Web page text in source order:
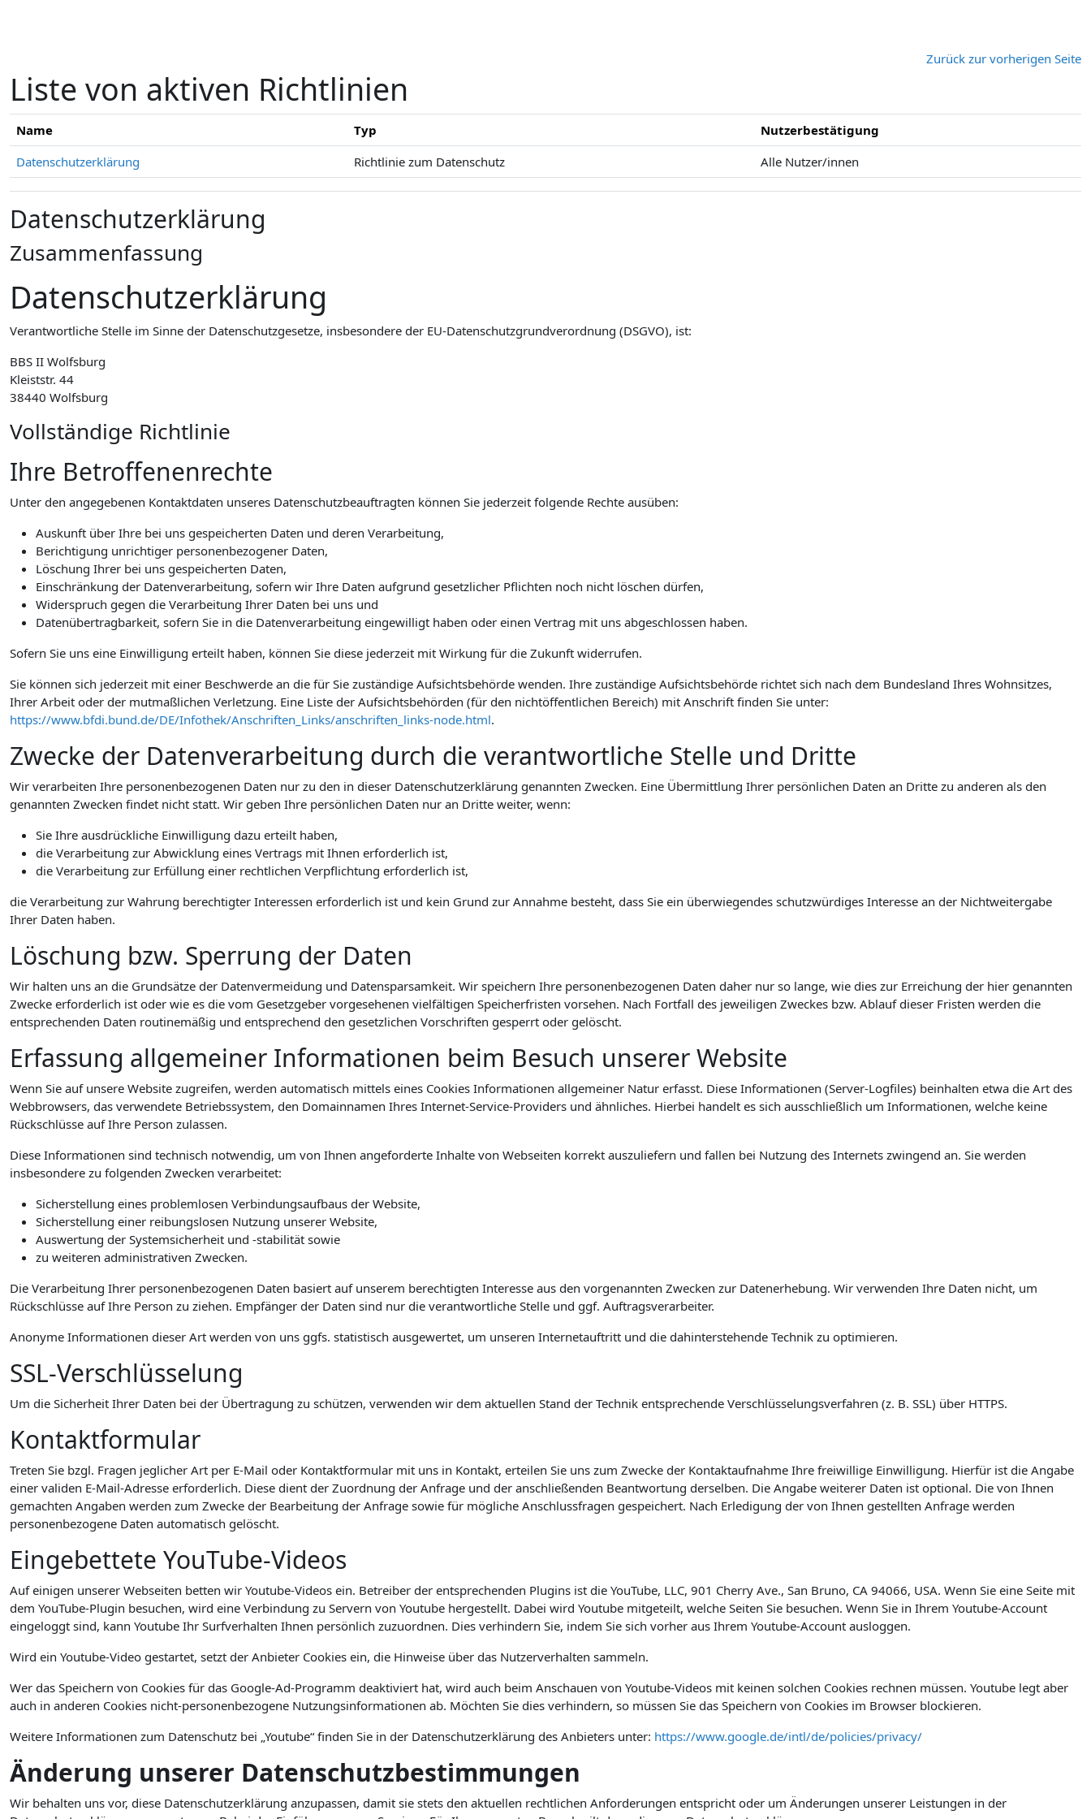
Zurück zur vorherigen Seite
Liste von aktiven Richtlinien
Name Typ
Nutzerbestätigung
Datenschutzerklärung
Richtlinie zum Datenschutz Alle Nutzer/innen
Datenschutzerklärung
Zusammenfassung
Datenschutzerklärung
Verantwortliche Stelle im Sinne der Datenschutzgesetze, insbesondere der EU-Datenschutzgrundverordnung (DSGVO), ist:
BBS II Wolfsburg
Kleiststr. 44
38440 Wolfsburg
Vollständige Richtlinie
Ihre Betroffenenrechte
Unter den angegebenen Kontaktdaten unseres Datenschutzbeauftragten können Sie jederzeit folgende Rechte ausüben:
Auskunft über Ihre bei uns gespeicherten Daten und deren Verarbeitung,
Berichtigung unrichtiger personenbezogener Daten,
Löschung Ihrer bei uns gespeicherten Daten,
Einschränkung der Datenverarbeitung, sofern wir Ihre Daten aufgrund gesetzlicher Pflichten noch nicht löschen dürfen,
Widerspruch gegen die Verarbeitung Ihrer Daten bei uns und
Datenübertragbarkeit, sofern Sie in die Datenverarbeitung eingewilligt haben oder einen Vertrag mit uns abgeschlossen haben.
Sofern Sie uns eine Einwilligung erteilt haben, können Sie diese jederzeit mit Wirkung für die Zukunft widerrufen.
Sie können sich jederzeit mit einer Beschwerde an die für Sie zuständige Aufsichtsbehörde wenden. Ihre zuständige Aufsichtsbehörde richtet sich nach dem Bundesland Ihres Wohnsitzes,
Ihrer Arbeit oder der mutmaßlichen Verletzung. Eine Liste der Aufsichtsbehörden (für den nichtöffentlichen Bereich) mit Anschrift finden Sie unter:
https://www.bfdi.bund.de/DE/Infothek/Anschriften_Links/anschriften_links-node.html.
Zwecke der Datenverarbeitung durch die verantwortliche Stelle und Dritte
Wir verarbeiten Ihre personenbezogenen Daten nur zu den in dieser Datenschutzerklärung genannten Zwecken. Eine Übermittlung Ihrer persönlichen Daten an Dritte zu anderen als den
genannten Zwecken findet nicht statt. Wir geben Ihre persönlichen Daten nur an Dritte weiter, wenn:
Sie Ihre ausdrückliche Einwilligung dazu erteilt haben,
die Verarbeitung zur Abwicklung eines Vertrags mit Ihnen erforderlich ist,
die Verarbeitung zur Erfüllung einer rechtlichen Verpflichtung erforderlich ist,
die Verarbeitung zur Wahrung berechtigter Interessen erforderlich ist und kein Grund zur Annahme besteht, dass Sie ein überwiegendes schutzwürdiges Interesse an der Nichtweitergabe
Ihrer Daten haben.
Löschung bzw. Sperrung der Daten
Wir halten uns an die Grundsätze der Datenvermeidung und Datensparsamkeit. Wir speichern Ihre personenbezogenen Daten daher nur so lange, wie dies zur Erreichung der hier genannten
Zwecke erforderlich ist oder wie es die vom Gesetzgeber vorgesehenen vielfältigen Speicherfristen vorsehen. Nach Fortfall des jeweiligen Zweckes bzw. Ablauf dieser Fristen werden die
entsprechenden Daten routinemäßig und entsprechend den gesetzlichen Vorschriften gesperrt oder gelöscht.
Erfassung allgemeiner Informationen beim Besuch unserer Website
Wenn Sie auf unsere Website zugreifen, werden automatisch mittels eines Cookies Informationen allgemeiner Natur erfasst. Diese Informationen (Server-Logfiles) beinhalten etwa die Art des
Webbrowsers, das verwendete Betriebssystem, den Domainnamen Ihres Internet-Service-Providers und ähnliches. Hierbei handelt es sich ausschließlich um Informationen, welche keine
Rückschlüsse auf Ihre Person zulassen.
Diese Informationen sind technisch notwendig, um von Ihnen angeforderte Inhalte von Webseiten korrekt auszuliefern und fallen bei Nutzung des Internets zwingend an. Sie werden
insbesondere zu folgenden Zwecken verarbeitet:
Sicherstellung eines problemlosen Verbindungsaufbaus der Website,
Sicherstellung einer reibungslosen Nutzung unserer Website,
Auswertung der Systemsicherheit und -stabilität sowie
zu weiteren administrativen Zwecken.
Die Verarbeitung Ihrer personenbezogenen Daten basiert auf unserem berechtigten Interesse aus den vorgenannten Zwecken zur Datenerhebung. Wir verwenden Ihre Daten nicht, um
Rückschlüsse auf Ihre Person zu ziehen. Empfänger der Daten sind nur die verantwortliche Stelle und ggf. Auftragsverarbeiter.
Anonyme Informationen dieser Art werden von uns ggfs. statistisch ausgewertet, um unseren Internetauftritt und die dahinterstehende Technik zu optimieren.
SSL-Verschlüsselung
Um die Sicherheit Ihrer Daten bei der Übertragung zu schützen, verwenden wir dem aktuellen Stand der Technik entsprechende Verschlüsselungsverfahren (z. B. SSL) über HTTPS.
Kontaktformular
Treten Sie bzgl. Fragen jeglicher Art per E-Mail oder Kontaktformular mit uns in Kontakt, erteilen Sie uns zum Zwecke der Kontaktaufnahme Ihre freiwillige Einwilligung. Hierfür ist die Angabe
einer validen E-Mail-Adresse erforderlich. Diese dient der Zuordnung der Anfrage und der anschließenden Beantwortung derselben. Die Angabe weiterer Daten ist optional. Die von Ihnen
gemachten Angaben werden zum Zwecke der Bearbeitung der Anfrage sowie für mögliche Anschlussfragen gespeichert. Nach Erledigung der von Ihnen gestellten Anfrage werden
personenbezogene Daten automatisch gelöscht.
Eingebettete YouTube-Videos
Auf einigen unserer Webseiten betten wir Youtube-Videos ein. Betreiber der entsprechenden Plugins ist die YouTube, LLC, 901 Cherry Ave., San Bruno, CA 94066, USA. Wenn Sie eine Seite mit
dem YouTube-Plugin besuchen, wird eine Verbindung zu Servern von Youtube hergestellt. Dabei wird Youtube mitgeteilt, welche Seiten Sie besuchen. Wenn Sie in Ihrem Youtube-Account
eingeloggt sind, kann Youtube Ihr Surfverhalten Ihnen persönlich zuzuordnen. Dies verhindern Sie, indem Sie sich vorher aus Ihrem Youtube-Account ausloggen.
Wird ein Youtube-Video gestartet, setzt der Anbieter Cookies ein, die Hinweise über das Nutzerverhalten sammeln.
Wer das Speichern von Cookies für das Google-Ad-Programm deaktiviert hat, wird auch beim Anschauen von Youtube-Videos mit keinen solchen Cookies rechnen müssen. Youtube legt aber
auch in anderen Cookies nicht-personenbezogene Nutzungsinformationen ab. Möchten Sie dies verhindern, so müssen Sie das Speichern von Cookies im Browser blockieren.
Weitere Informationen zum Datenschutz bei „Youtube“ finden Sie in der Datenschutzerklärung des Anbieters unter: https://www.google.de/intl/de/policies/privacy/
Änderung unserer Datenschutzbestimmungen
Wir behalten uns vor, diese Datenschutzerklärung anzupassen, damit sie stets den aktuellen rechtlichen Anforderungen entspricht oder um Änderungen unserer Leistungen in der